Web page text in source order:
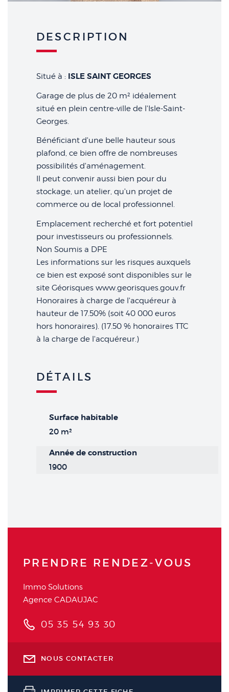
DESCRIPTION
Situé à : ISLE SAINT GEORGES
Garage de plus de 20 m² idéalement
situé en plein centre-ville de l'Isle-Saint-
Georges.
Bénéficiant d'une belle hauteur sous
plafond, ce bien offre de nombreuses
possibilités d'aménagement.
Il peut convenir aussi bien pour du
stockage, un atelier, qu'un projet de
commerce ou de local professionnel.
Emplacement recherché et fort potentiel
pour investisseurs ou professionnels.
Non Soumis a DPE
Les informations sur les risques auxquels
ce bien est exposé sont disponibles sur le
site Géorisques www.georisques.gouv.fr
Honoraires à charge de l'acquéreur à
hauteur de 17.50% (soit 40 000 euros
hors honoraires). (17.50 % honoraires TTC
à la charge de l'acquéreur.)
DÉTAILS
Surface habitable
20 m²
Année de construction
1900
PRENDRE RENDEZ‑VOUS
Immo Solutions
Agence CADAUJAC
05 35 54 93 30
NOUS CONTACTER